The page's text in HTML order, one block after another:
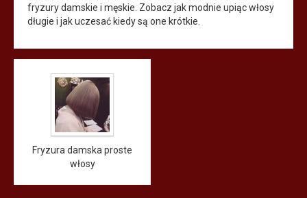
fryzury damskie i męskie. Zobacz jak modnie upiąc włosy
długie i jak uczesać kiedy są one krótkie.
Fryzura damska proste
włosy